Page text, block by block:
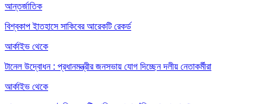
আন্তর্জাতিক
বিশ্বকাপ ইাতহাসে সাকিবের আরেকটি রেকর্ড
আর্কাইভ থেকে
টানেল উদ্বোধন : প্রধানমন্ত্রীর জনসভায় যোগ দিচ্ছেন দলীয় নেতাকর্মীরা
আর্কাইভ থেকে